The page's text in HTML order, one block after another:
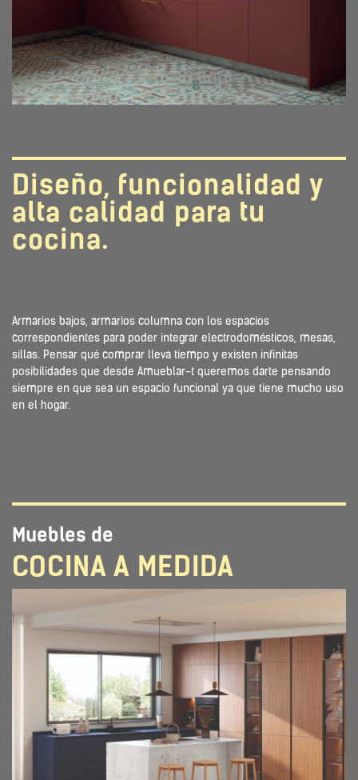
Diseño, funcionalidad y
alta calidad para tu
cocina.
Armarios bajos, armarios columna con los espacios
correspondientes para poder integrar electrodomésticos, mesas,
sillas. Pensar qué comprar lleva tiempo y existen infinitas
posibilidades que desde Amueblar-t queremos darte pensando
siempre en que sea un espacio funcional ya que tiene mucho uso
en el hogar.
Muebles de
COCINA A MEDIDA